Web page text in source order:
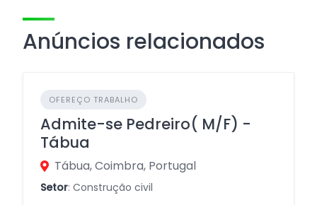
Anúncios relacionados
OFEREÇO TRABALHO
Admite-se Pedreiro( M/F) -
Tábua
Tábua, Coimbra, Portugal
Setor: Construção civil